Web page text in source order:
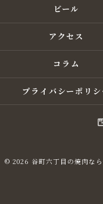
ビール
アクセス
コラム
プライバシーポリシ
© 2026 谷町六丁目の焼肉な